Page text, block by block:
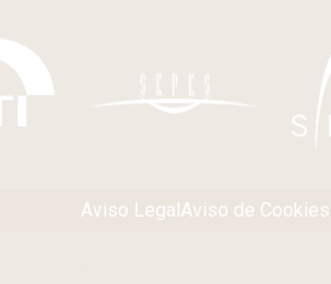
Aviso LegalAviso de Cookies